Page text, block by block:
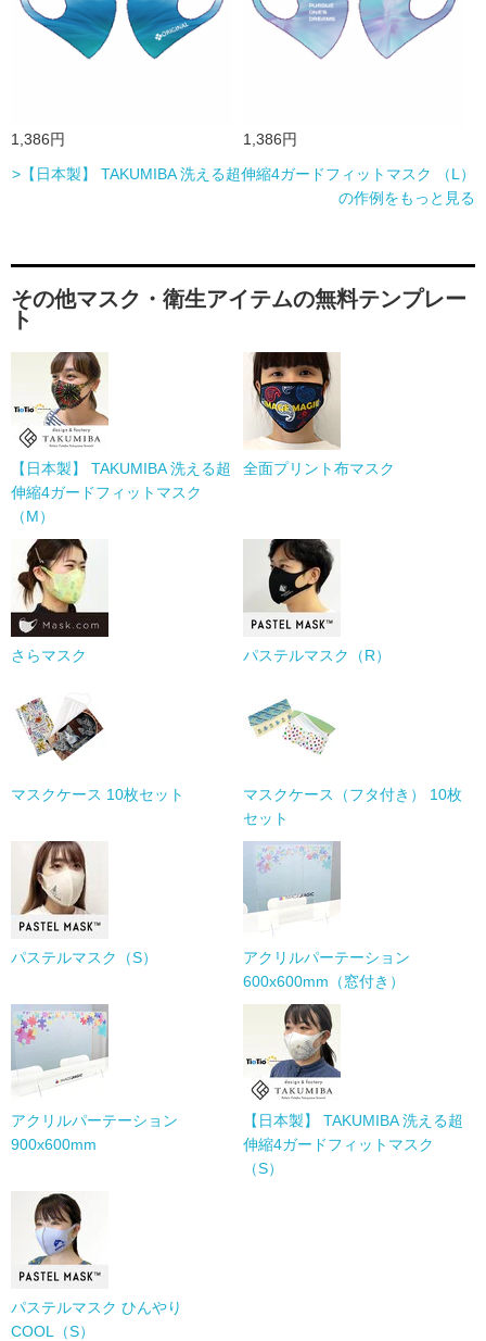
1,386円
1,386円
>【日本製】 TAKUMIBA 洗える超伸縮4ガードフィットマスク （L）
の作例をもっと見る
その他マスク・衛生アイテムの無料テンプレー
ト
【日本製】 TAKUMIBA 洗える超
伸縮4ガードフィットマスク
（M）
全面プリント布マスク
さらマスク パステルマスク（R）
マスクケース 10枚セット
マスクケース（フタ付き） 10枚
セット
パステルマスク（S）
アクリルパーテーション
600x600mm（窓付き）
アクリルパーテーション
900x600mm
【日本製】 TAKUMIBA 洗える超
伸縮4ガードフィットマスク
（S）
パステルマスク ひんやり
COOL（S）